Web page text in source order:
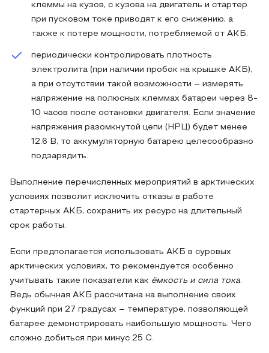
клеммы на кузов, с кузова на двигатель и стартер
при пусковом токе приводят к его снижению, а
также к потере мощности, потребляемой от АКБ;
периодически контролировать плотность
электролита (при наличии пробок на крышке АКБ),
а при отсутствии такой возможности – измерять
напряжение на полюсных клеммах батареи через 8-
10 часов после остановки двигателя. Если значение
напряжения разомкнутой цепи (НРЦ) будет менее
12,6 В, то аккумуляторную батарею целесообразно
подзарядить.
Выполнение перечисленных мероприятий в арктических
условиях позволит исключить отказы в работе
стартерных АКБ, сохранить их ресурс на длительный
срок работы.
Если предполагается использовать АКБ в суровых
арктических условиях, то рекомендуется особенно
учитывать такие показатели как ёмкость и сила тока.
Ведь обычная АКБ рассчитана на выполнение своих
функций при 27 градусах – температуре, позволяющей
батарее демонстрировать наибольшую мощность. Чего
сложно добиться при минус 25 С.